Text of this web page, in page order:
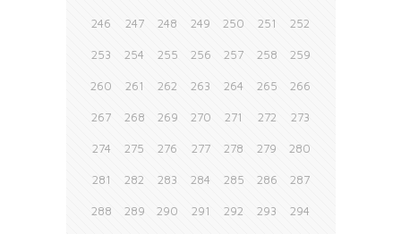
246 247 248 249 250 251 252
253 254 255 256 257 258 259
260 261 262 263 264 265 266
267 268 269 270 271 272 273
274 275 276 277 278 279 280
281 282 283 284 285 286 287
288 289 290 291 292 293 294